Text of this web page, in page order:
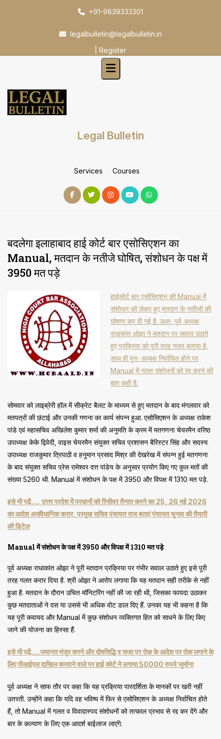
+91-9839333301
legalbulletin@legalbulletin.in
Register
Legal Bulletin
Services Courses
बदलेगा इलाहाबाद हाई कोर्ट बार एसोसिएशन का
Manual, मतदान के नतीजे घोषित, संशोधन के पक्ष में
3950 मत पड़े
हाईकोर्ट बार एसोसिएशन की Manual में
संशोधन को लेकर हुए मतदान के नतीजों की
घोषणा कर दी गई है. उधर, पूर्व अध्यक्ष
राधाकांत ओझा ने मतदान पर सवाल उठाते
हुए प्रक्रिया को पूरी तरह गलत बताया है.
साथ ही पुनः अध्यक्ष निर्वाचित होने पर
Manual में गलत संशोधनों को रद्द करने की
बात कही है.
सोमवार को लाइब्रेरी हॉल में सीक्रेट बैलट के माध्यम से हुए मतदान के बाद मंगलवार को
मतपत्रों की छंटाई और उनकी गणना का कार्य संपन्न हुआ. ​एसोसिएशन के अध्यक्ष राकेश
पांडे एवं महासचिव अखिलेश कुमार शर्मा की अनुमति के क्रम में मतगणना चेयरमैन वरिष्ठ
उपाध्यक्ष केके द्विवेदी, वाइस चेयरमैन संयुक्त सचिव प्रशासन बैरिस्टर सिंह और सदस्य
उपाध्यक्ष राजकुमार त्रिपाठी व हनुमान प्रसाद मिश्र की देखरेख में संपन्न हुई ​मतगणना
के बाद ​संयुक्त सचिव प्रेस रामेश्वर दत्त पांडेय के अनुसार प्रयोग किए गए कुल मतों की
संख्या 5260 थी. Manual में ​संशोधन के पक्ष में 3950 और विपक्ष में 1310 मत पड़े.
इसे भी पढ़ें…. उत्तर प्रदेश में प्रधानों को रिसीवर तैनात करने का 25, 26 मई 2026
का आदेश असंवैधानिक करार, प्रमुख सचिव पंचायत राज बताएं पंचायत चुनाव की तैयारी
की डिटेल
Manual में ​संशोधन के पक्ष में 3950 और विपक्ष में 1310 मत पड़े
​पूर्व अध्यक्ष राधाकांत ओझा ने पूरी मतदान प्रक्रिया पर गंभीर सवाल उठाते हुए इसे पूरी
तरह गलत करार दिया है. ​श्री ओझा ने आरोप लगाया कि यह मतदान सही तरीके से नहीं
हुआ है. मतदान के दौरान उचित मॉनिटरिंग नहीं की जा रही थी, जिसका फायदा उठाकर
कुछ मतदाताओं ने दस या उससे भी अधिक वोट डाल दिए हैं. उनका यह भी कहना है कि
यह पूरी कवायद और Manual में कुछ संशोधन व्यक्तिगत हित को साधने के लिए किए
जाने की योजना का हिस्सा हैं.
इसे भी पढ़ें….जमानत मंजूर करने और दोषसिद्धि व सजा पर रोक के आदेश पर रोक लगाने के
लिए पीआईएल दाखिल करवाने वाले पर हाई कोर्ट ने लगाया 50000 रुपये जुर्माना
पूर्व अध्यक्ष ने साफ तौर पर कहा कि यह प्रक्रिया पारदर्शिता के मानकों पर खरी नहीं
उतरती. उन्होंने कहा कि यदि वह भविष्य में फिर से एसोसिएशन के अध्यक्ष निर्वाचित होते
हैं, तो Manual में गलत व विवादास्पद संशोधनों को तत्काल प्रभाव से रद्द कर देंगे और
बार के कल्याण के लिए एक आदर्श बाईलाज लाएंगे.